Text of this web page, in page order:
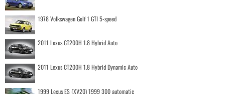
1978 Volkswagen Golf 1 GTI 5-speed
2011 Lexus CT200H 1.8 Hybrid Auto
2011 Lexus CT200H 1.8 Hybrid Dynamic Auto
1999 Lexus ES (XV20) 1999 300 automatic